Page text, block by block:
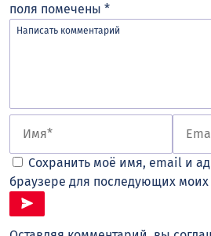
поля помечены *
Сохранить моё имя, email и
браузере для последующих